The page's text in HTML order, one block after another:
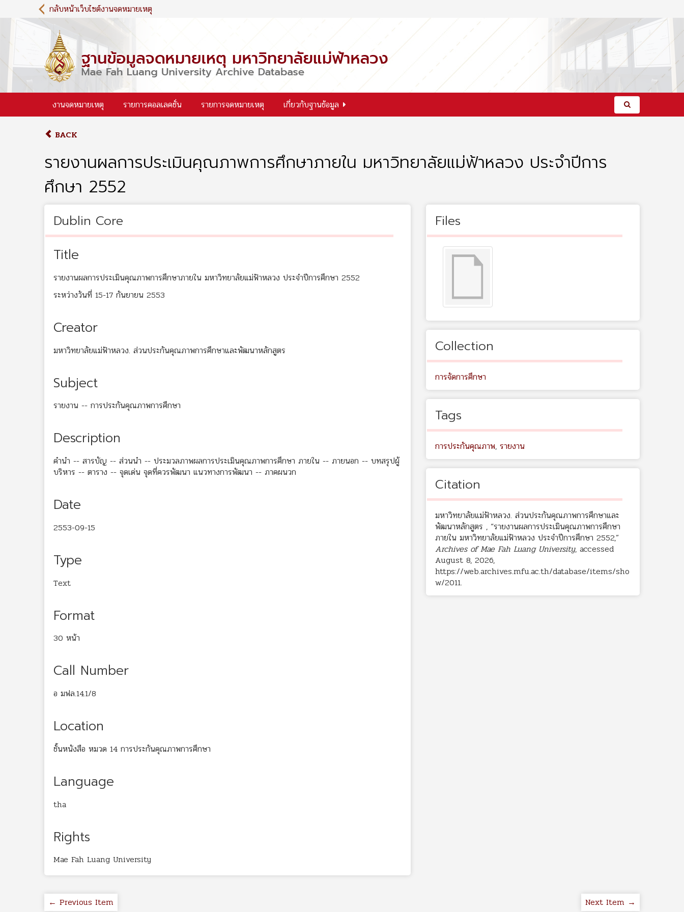
i
c
กลับหน้าเว็บไซต์งานจดหมายเหตุ
งานจดหมายเหตุ รายการคอลเลคชั่น รายการจดหมายเหตุ เกี่ยวกับฐานข้อมูล
BACK
รายงานผลการประเมินคุณภาพการศึกษาภายใน มหาวิทยาลัยแม่ฟ้าหลวง ประจำปีการ
ศึกษา 2552
Dublin Core
Title
รายงานผลการประเมินคุณภาพการศึกษาภายใน มหาวิทยาลัยแม่ฟ้าหลวง ประจำปีการศึกษา 2552
ระหว่างวันที่ 15-17 กันยายน 2553
Creator
มหาวิทยาลัยแม่ฟ้าหลวง. ส่วนประกันคุณภาพการศึกษาและพัฒนาหลักสูตร
Subject
รายงาน -- การประกันคุณภาพการศึกษา
Description
คำนำ -- สารบัญ -- ส่วนนำ -- ประมวลภาพผลการประเมินคุณภาพการศึกษา ภายใน -- ภายนอก -- บทสรุปผู้
บริหาร -- ตาราง -- จุดเด่น จุดที่ควรพัฒนา แนวทางการพัฒนา -- ภาคผนวก
Date
2553-09-15
Type
Text
Format
30 หน้า
Call Number
อ มฟล.14.1/8
Location
ชั้นหนังสือ หมวด 14 การประกันคุณภาพการศึกษา
Language
tha
Rights
Mae Fah Luang University
Files
Collection
การจัดการศึกษา
Tags
การประกันคุณภาพ, รายงาน
Citation
มหาวิทยาลัยแม่ฟ้าหลวง. ส่วนประกันคุณภาพการศึกษาและ
พัฒนาหลักสูตร , “รายงานผลการประเมินคุณภาพการศึกษา
ภายใน มหาวิทยาลัยแม่ฟ้าหลวง ประจำปีการศึกษา 2552,”
Archives of Mae Fah Luang University, accessed
August 8, 2026,
https://web.archives.mfu.ac.th/database/items/sho
w/2011.
← Previous Item Next Item →